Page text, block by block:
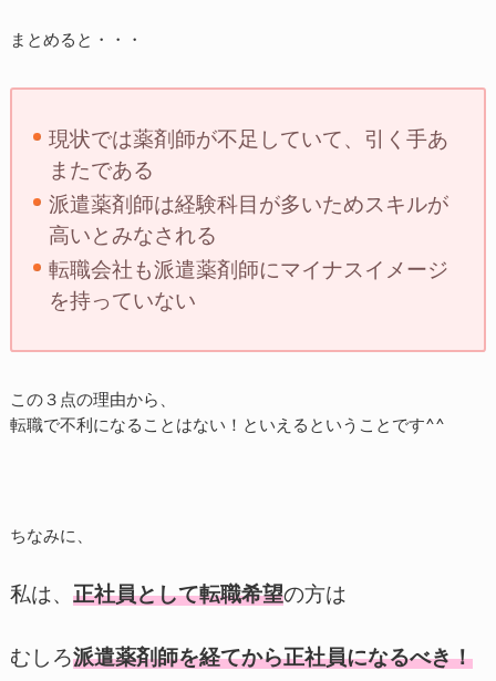
まとめると・・・
現状では薬剤師が不足していて、引く手あ
またである
派遣薬剤師は経験科目が多いためスキルが
高いとみなされる
転職会社も派遣薬剤師にマイナスイメージ
を持っていない
この３点の理由から、
転職で不利になることはない！といえるということです^^
ちなみに、
私は、 正社員として転職希望の方は
むしろ派遣薬剤師を経てから正社員になるべき！